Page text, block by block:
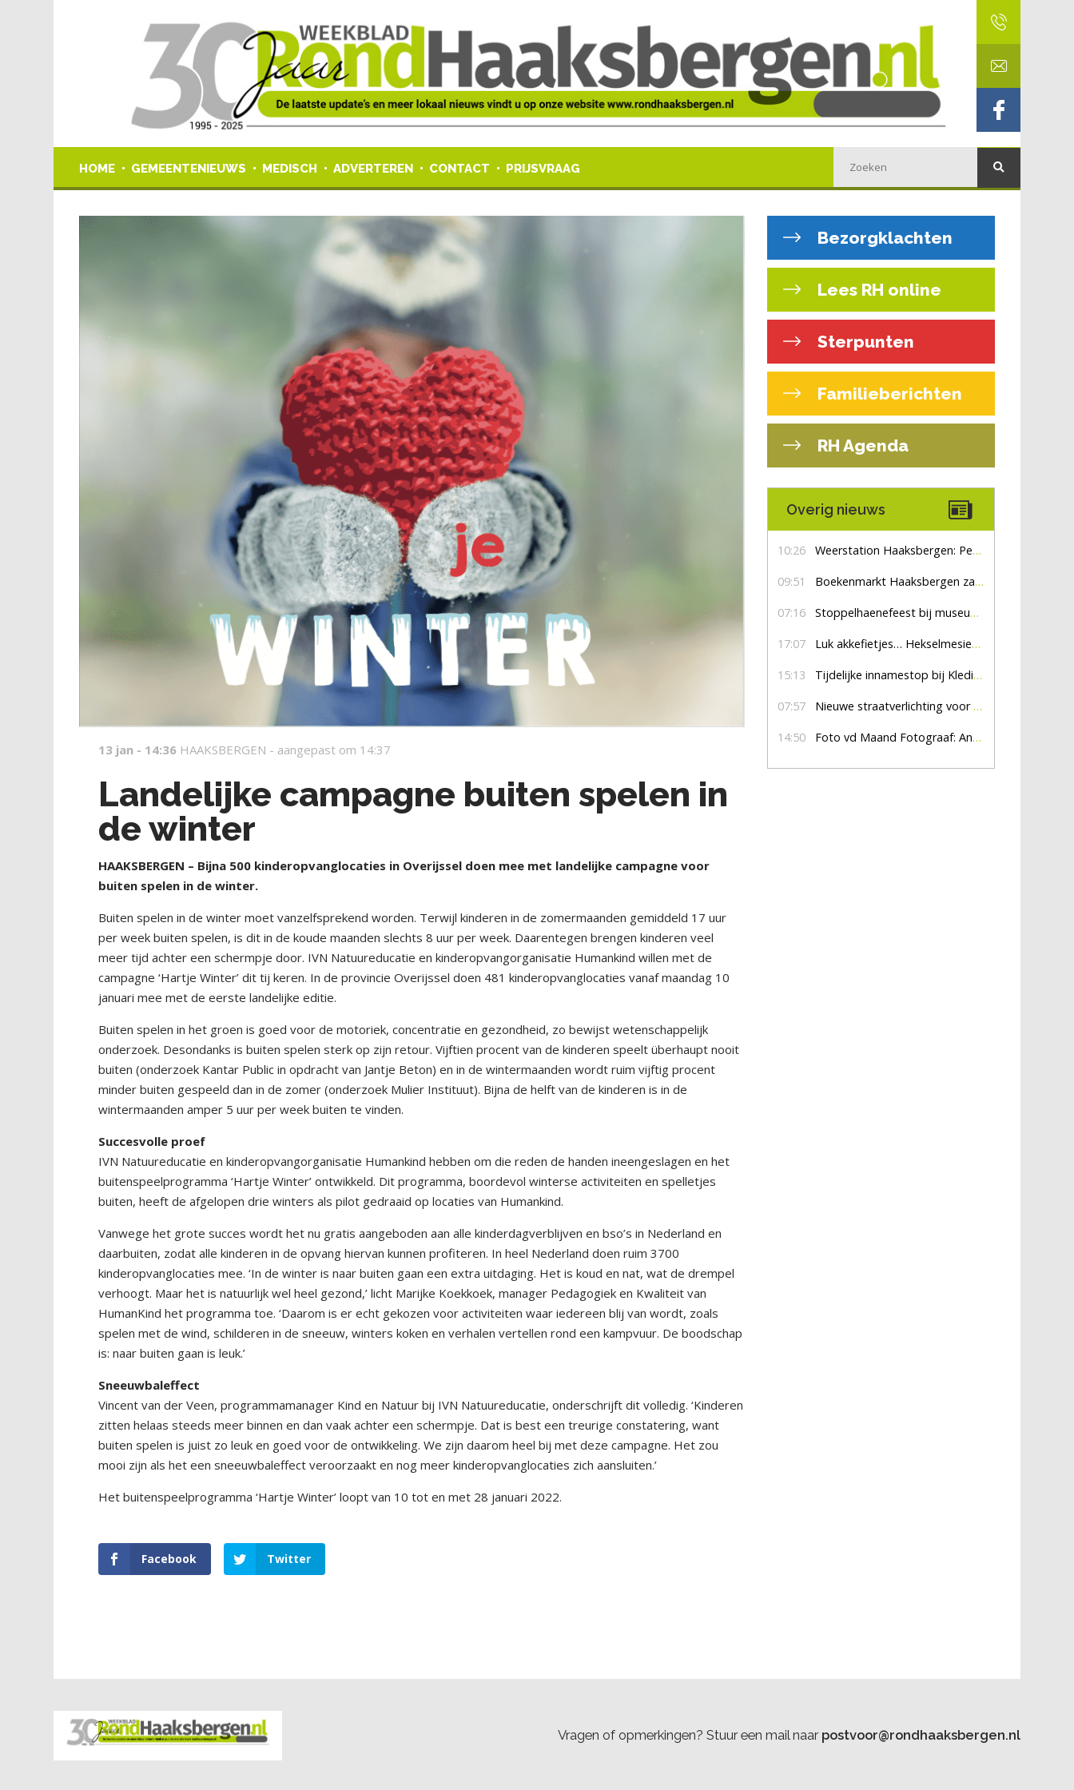
HOME GEMEENTENIEUWS MEDISCH ADVERTEREN CONTACT PRIJSVRAAG
13 jan - 14:36 HAAKSBERGEN - aangepast om 14:37
Landelijke campagne buiten spelen in
de winter
HAAKSBERGEN – Bijna 500 kinderopvanglocaties in Overijssel doen mee met landelijke campagne voor
buiten spelen in de winter.
Buiten spelen in de winter moet vanzelfsprekend worden. Terwijl kinderen in de zomermaanden gemiddeld 17 uur
per week buiten spelen, is dit in de koude maanden slechts 8 uur per week. Daarentegen brengen kinderen veel
meer tijd achter een schermpje door. IVN Natuureducatie en kinderopvangorganisatie Humankind willen met de
campagne ‘Hartje Winter’ dit tij keren. In de provincie Overijssel doen 481 kinderopvanglocaties vanaf maandag 10
januari mee met de eerste landelijke editie.
Buiten spelen in het groen is goed voor de motoriek, concentratie en gezondheid, zo bewijst wetenschappelijk
onderzoek. Desondanks is buiten spelen sterk op zijn retour. Vijftien procent van de kinderen speelt überhaupt nooit
buiten (onderzoek Kantar Public in opdracht van Jantje Beton) en in de wintermaanden wordt ruim vijftig procent
minder buiten gespeeld dan in de zomer (onderzoek Mulier Instituut). Bijna de helft van de kinderen is in de
wintermaanden amper 5 uur per week buiten te vinden.
Succesvolle proef
IVN Natuureducatie en kinderopvangorganisatie Humankind hebben om die reden de handen ineengeslagen en het
buitenspeelprogramma ‘Hartje Winter’ ontwikkeld. Dit programma, boordevol winterse activiteiten en spelletjes
buiten, heeft de afgelopen drie winters als pilot gedraaid op locaties van Humankind.
Vanwege het grote succes wordt het nu gratis aangeboden aan alle kinderdagverblijven en bso’s in Nederland en
daarbuiten, zodat alle kinderen in de opvang hiervan kunnen profiteren. In heel Nederland doen ruim 3700
kinderopvanglocaties mee. ‘In de winter is naar buiten gaan een extra uitdaging. Het is koud en nat, wat de drempel
verhoogt. Maar het is natuurlijk wel heel gezond,’ licht Marijke Koekkoek, manager Pedagogiek en Kwaliteit van
HumanKind het programma toe. ‘Daarom is er echt gekozen voor activiteiten waar iedereen blij van wordt, zoals
spelen met de wind, schilderen in de sneeuw, winters koken en verhalen vertellen rond een kampvuur. De boodschap
is: naar buiten gaan is leuk.’
Sneeuwbaleffect
Vincent van der Veen, programmamanager Kind en Natuur bij IVN Natuureducatie, onderschrijft dit volledig. ‘Kinderen
zitten helaas steeds meer binnen en dan vaak achter een schermpje. Dat is best een treurige constatering, want
buiten spelen is juist zo leuk en goed voor de ontwikkeling. We zijn daarom heel bij met deze campagne. Het zou
mooi zijn als het een sneeuwbaleffect veroorzaakt en nog meer kinderopvanglocaties zich aansluiten.’
Het buitenspeelprogramma ‘Hartje Winter’ loopt van 10 tot en met 28 januari 2022.
Facebook Twitter
Bezorgklachten
Lees RH online
Sterpunten
Familieberichten
RH Agenda
Overig nieuws
10:26 Weerstation Haaksbergen: Perioden met zon en droog
09:51 Boekenmarkt Haaksbergen zaterdag 8 augustus, marktplein Haaksbergen
07:16 Stoppelhaenefeest bij museum De Lebbenbrugge
17:07 Luk akkefietjes… HekselmesienHarry
15:13 Tijdelijke innamestop bij Kledingbank Stefania
07:57 Nieuwe straatverlichting voor De Veldmaat en De Pas
14:50 Foto vd Maand Fotograaf: Anna Jalving
Vragen of opmerkingen? Stuur een mail naar postvoor@rondhaaksbergen.nl